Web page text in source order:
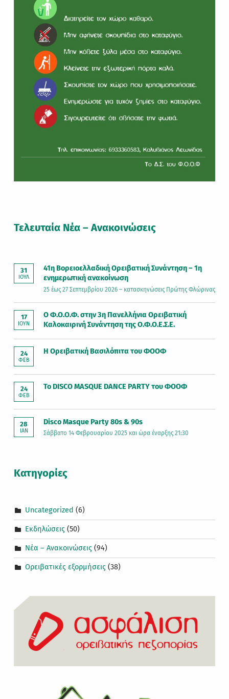
Τελευταία Νέα – Ανακοινώσεις
31
ΙΟΎΛ
41η Βορειοελλαδική Ορειβατική Συνάντηση – 1η
ενημερωτική ανακοίνωση
25 έως 27 Σεπτεμβρίου 2026 – κατασκηνώσεις Πρώτης Φλώρινας
17
ΙΟΎΝ
Ο Φ.Ο.Ο.Φ. στην 3η Πανελλήνια Ορειβατική
Καλοκαιρινή Συνάντηση της Ο.Φ.Ο.Ε.Σ.Ε.
24
ΦΕΒ
Η Ορειβατική Βασιλόπιτα του ΦΟΟΦ
24
ΦΕΒ
Το DISCO MASQUE DANCE PARTY του ΦΟΟΦ
28
ΙΑΝ
Disco Masque Party 80s & 90s
Σάββατο 14 Φεβρουαρίου 2025 και ώρα έναρξης 21:30
Kατηγορίες
Uncategorized (6)
Εκδηλώσεις(50)
Νέα – Ανακοινώσεις(94)
Ορειβατικές εξορμήσεις(38)